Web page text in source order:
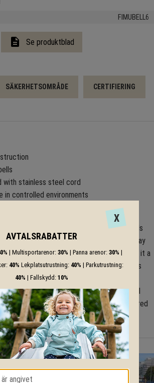
FIMUBELL6
description Se produktblad
SÄKERHETSOMRÅDE CERTIFIERING
with stainless steel cord
in controlled environments
different bell sizes, you can ring the Bells
arrangement of rings. The Bells Musical Play
within the music panel line up making it a
Constructed from HDPE panel, this
steel bells with a beater that is
steel cord. The high quality stainless steel
a tethered beater and are best considered
X
AVTALSRABATTER
| Multisportarenor: 30% | Panna arenor: 30% |
40% Lekplatsutrustning: 40% | Parkutrustning:
40% | Fallskydd: 10%